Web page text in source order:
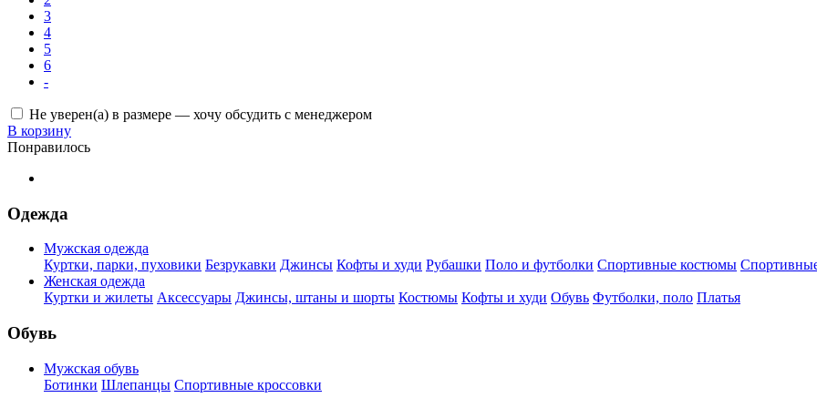
3
4
5
6
-
Не уверен(а) в размере — хочу обсудить с менеджером
В корзину
Понравилось
Одежда
Мужская одежда
Куртки, парки, пуховики Безрукавки Джинсы Кофты и худи Рубашки Поло и футболки Спортивные костюмы
Женская одежда
Куртки и жилеты Аксессуары Джинсы, штаны и шорты Костюмы Кофты и худи Обувь Футболки, поло Платья
Обувь
Мужская обувь
Ботинки Шлепанцы Спортивные кроссовки